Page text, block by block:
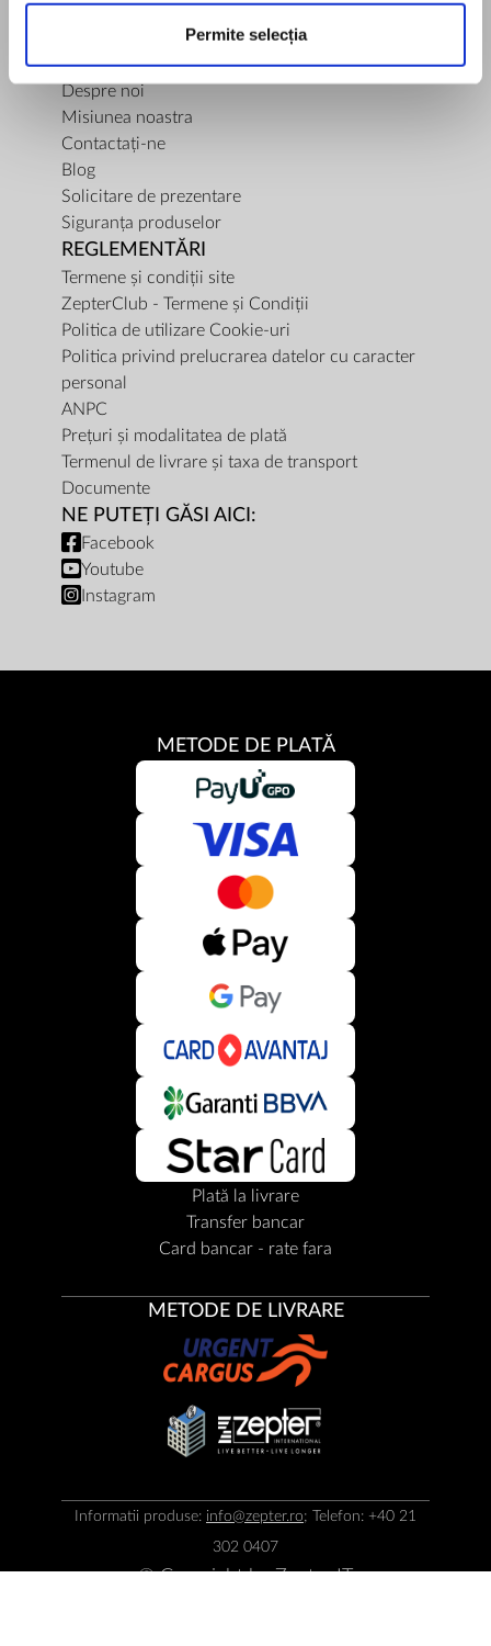
Permite selecția
COMPANIA
Despre noi
Misiunea noastra
Contactați-ne
Blog
Solicitare de prezentare
Siguranța produselor
REGLEMENTĂRI
Termene și condiții site
ZepterClub - Termene și Condiții
Politica de utilizare Cookie-uri
Politica privind prelucrarea datelor cu caracter
personal
ANPC
Prețuri și modalitatea de plată
Termenul de livrare și taxa de transport
Documente
NE PUTEȚI GĂSI AICI:
Facebook
Youtube
Instagram
METODE DE PLATĂ
Plată la livrare
Transfer bancar
Card bancar - rate fara
METODE DE LIVRARE
Informatii produse: info@zepter.ro; Telefon: +40 21
302 0407
© Copyright byZepter IT